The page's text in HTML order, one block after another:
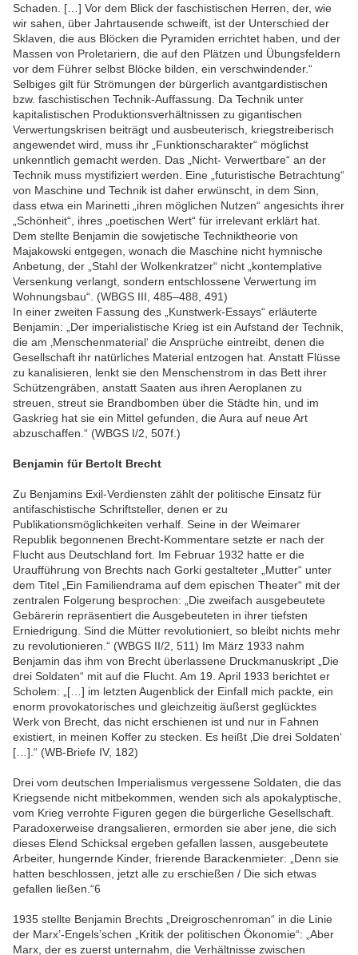
Schaden. […] Vor dem Blick der faschistischen Herren, der, wie
wir sahen, über Jahrtausende schweift, ist der Unterschied der
Sklaven, die aus Blöcken die Pyramiden errichtet haben, und der
Massen von Proletariern, die auf den Plätzen und Übungsfeldern
vor dem Führer selbst Blöcke bilden, ein verschwindender.“
Selbiges gilt für Strömungen der bürgerlich avantgardistischen
bzw. faschistischen Technik-Auffassung. Da Technik unter
kapitalistischen Produktionsverhältnissen zu gigantischen
Verwertungskrisen beiträgt und ausbeuterisch, kriegstreiberisch
angewendet wird, muss ihr „Funktionscharakter“ möglichst
unkenntlich gemacht werden. Das „Nicht- Verwertbare“ an der
Technik muss mystifiziert werden. Eine „futuristische Betrachtung“
von Maschine und Technik ist daher erwünscht, in dem Sinn,
dass etwa ein Marinetti „ihren möglichen Nutzen“ angesichts ihrer
„Schönheit“, ihres „poetischen Wert“ für irrelevant erklärt hat.
Dem stellte Benjamin die sowjetische Techniktheorie von
Majakowski entgegen, wonach die Maschine nicht hymnische
Anbetung, der „Stahl der Wolkenkratzer“ nicht „kontemplative
Versenkung verlangt, sondern entschlossene Verwertung im
Wohnungsbau“. (WBGS III, 485–488, 491)
In einer zweiten Fassung des „Kunstwerk-Essays“ erläuterte
Benjamin: „Der imperialistische Krieg ist ein Aufstand der Technik,
die am ‚Menschenmaterial‘ die Ansprüche eintreibt, denen die
Gesellschaft ihr natürliches Material entzogen hat. Anstatt Flüsse
zu kanalisieren, lenkt sie den Menschenstrom in das Bett ihrer
Schützengräben, anstatt Saaten aus ihren Aeroplanen zu
streuen, streut sie Brandbomben über die Städte hin, und im
Gaskrieg hat sie ein Mittel gefunden, die Aura auf neue Art
abzuschaffen.“ (WBGS I/2, 507f.)
Benjamin für Bertolt Brecht
Zu Benjamins Exil-Verdiensten zählt der politische Einsatz für
antifaschistische Schriftsteller, denen er zu
Publikationsmöglichkeiten verhalf. Seine in der Weimarer
Republik begonnenen Brecht-Kommentare setzte er nach der
Flucht aus Deutschland fort. Im Februar 1932 hatte er die
Uraufführung von Brechts nach Gorki gestalteter „Mutter“ unter
dem Titel „Ein Familiendrama auf dem epischen Theater“ mit der
zentralen Folgerung besprochen: „Die zweifach ausgebeutete
Gebärerin repräsentiert die Ausgebeuteten in ihrer tiefsten
Erniedrigung. Sind die Mütter revolutioniert, so bleibt nichts mehr
zu revolutionieren.“ (WBGS II/2, 511) Im März 1933 nahm
Benjamin das ihm von Brecht überlassene Druckmanuskript „Die
drei Soldaten“ mit auf die Flucht. Am 19. April 1933 berichtet er
Scholem: „[…] im letzten Augenblick der Einfall mich packte, ein
enorm provokatorisches und gleichzeitig äußerst geglücktes
Werk von Brecht, das nicht erschienen ist und nur in Fahnen
existiert, in meinen Koffer zu stecken. Es heißt ‚Die drei Soldaten‘
[…].“ (WB-Briefe IV, 182)
Drei vom deutschen Imperialismus vergessene Soldaten, die das
Kriegsende nicht mitbekommen, wenden sich als apokalyptische,
vom Krieg verrohte Figuren gegen die bürgerliche Gesellschaft.
Paradoxerweise drangsalieren, ermorden sie aber jene, die sich
dieses Elend Schicksal ergeben gefallen lassen, ausgebeutete
Arbeiter, hungernde Kinder, frierende Barackenmieter: „Denn sie
hatten beschlossen, jetzt alle zu erschießen / Die sich etwas
gefallen ließen.“6
1935 stellte Benjamin Brechts „Dreigroschenroman“ in die Linie
der Marx’-Engels’schen „Kritik der politischen Ökonomie“: „Aber
Marx, der es zuerst unternahm, die Verhältnisse zwischen